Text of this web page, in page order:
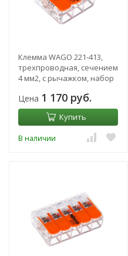
Клемма WAGO 221-413,
трехпроводная, сечением
4 мм2, с рычажком, набор
Цена 1 170 руб.
Купить
В наличии